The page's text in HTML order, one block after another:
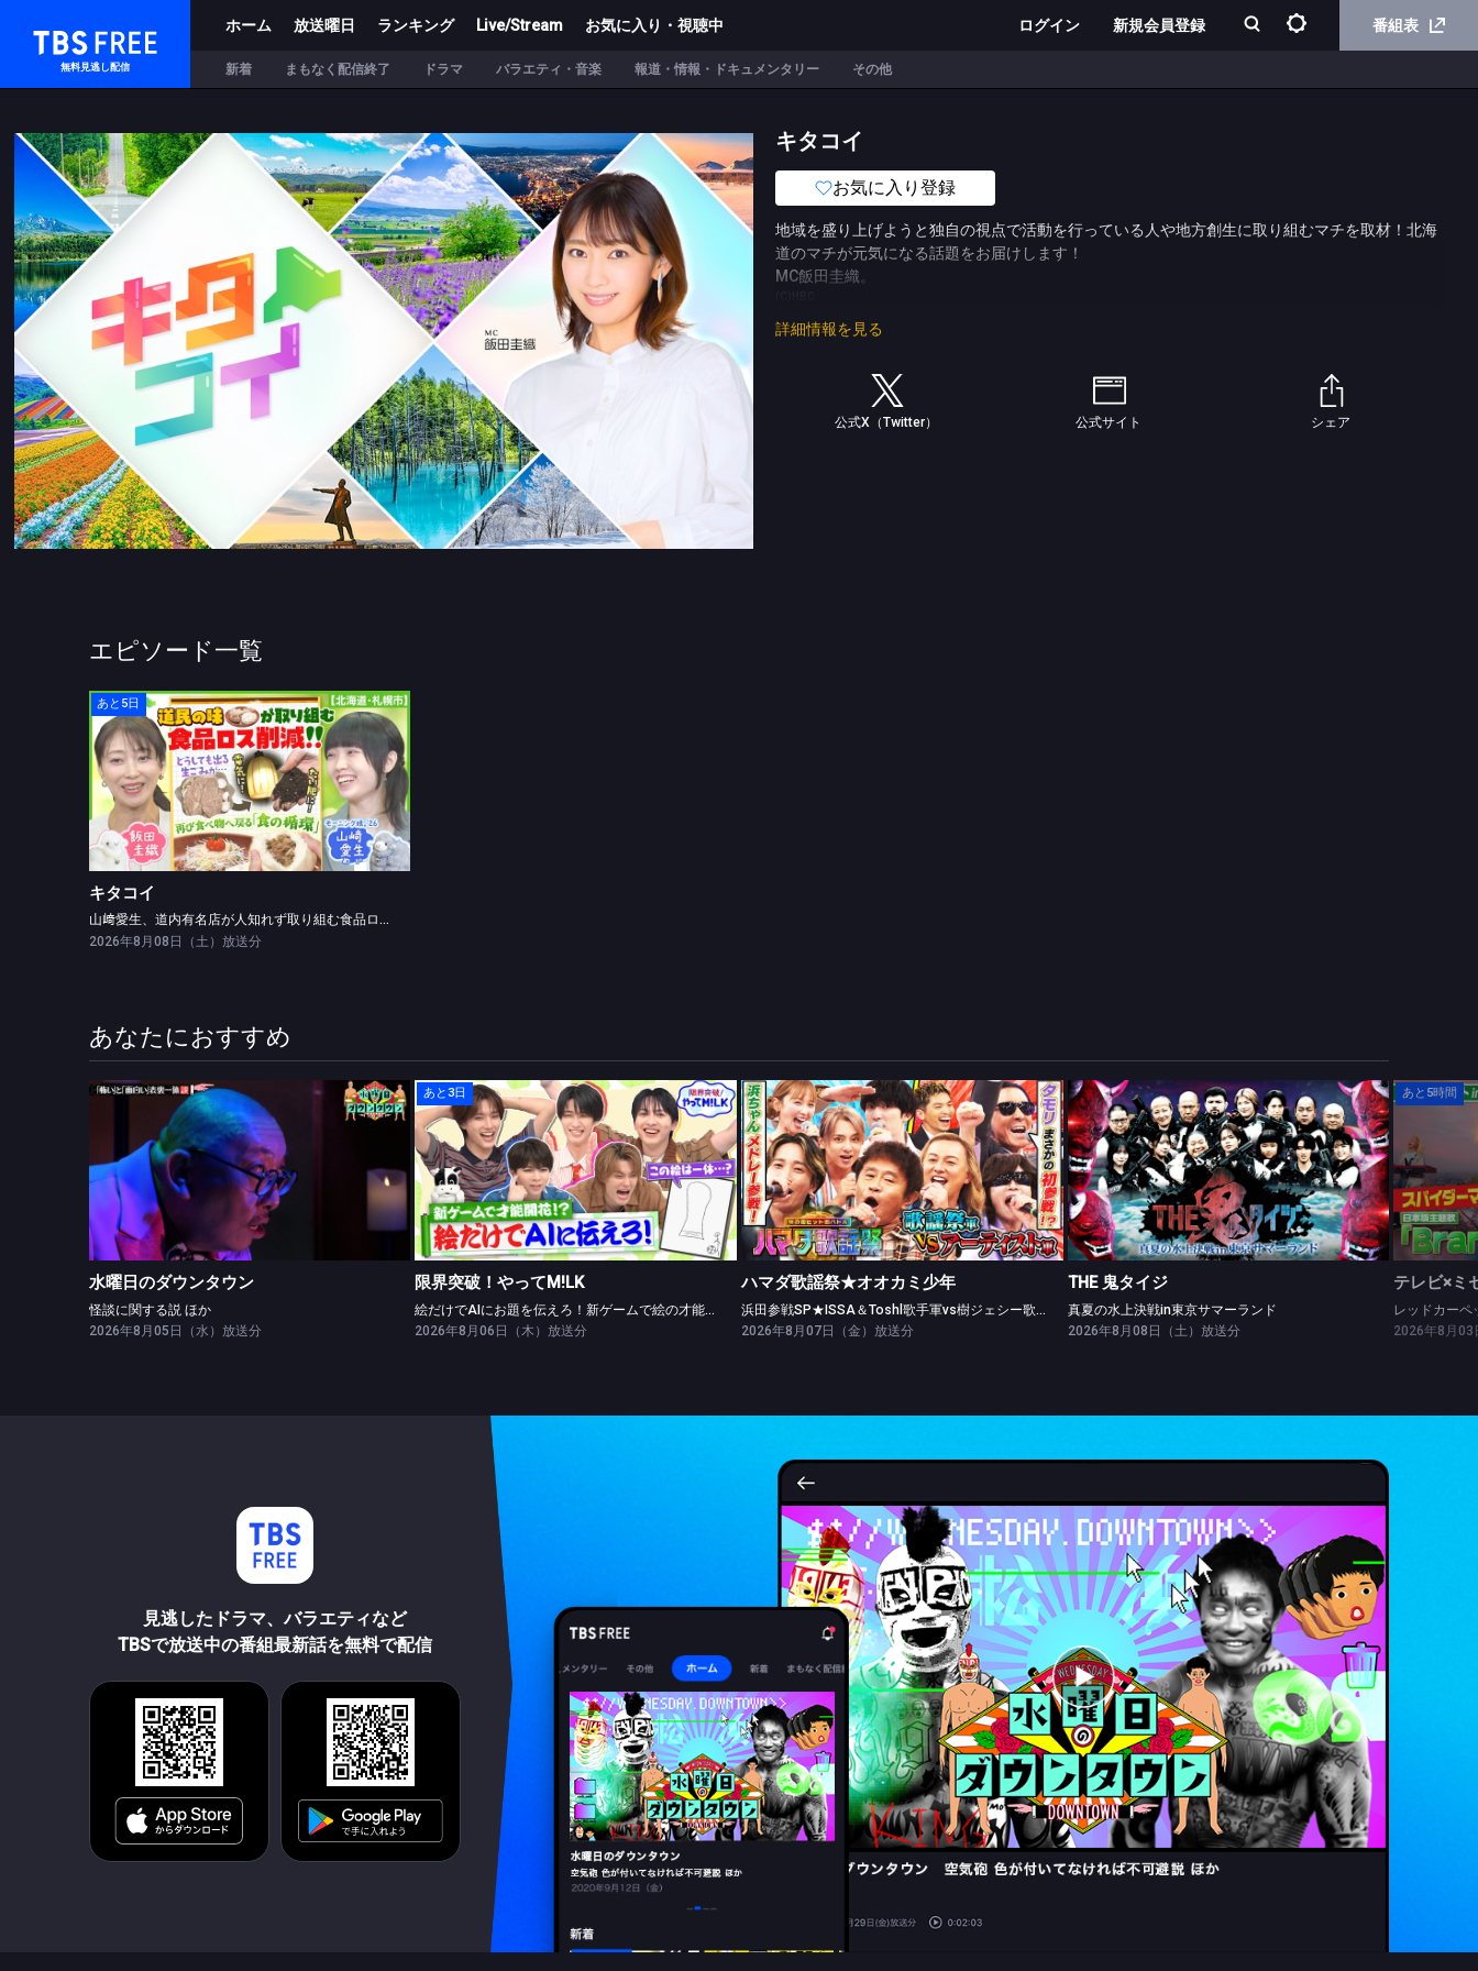
TBS FREE
無料見逃し配信
ホーム 放送曜日 ランキング Live/Stream お気に入り・視聴中 ログイン 新規会員登録 番組表
新着 まもなく配信終了 ドラマ バラエティ・音楽 報道・情報・ドキュメンタリー その他
キタコイ
お気に入り登録
地域を盛り上げようと独自の視点で活動を行っている人や地方創生に取り組むマチを取材！北海
道のマチが元気になる話題をお届けします！
MC飯田圭織。
詳細情報を見る
公式X（Twitter） 公式サイト シェア
エピソード一覧
あと5日
キタコイ
山﨑愛生、道内有名店が人知れず取り組む食品ロス削減を紹介！
キタコイ
山﨑愛生、道内有名店が人知れず取り組む食品ロス削減を紹介！
2026年8月08日（土）放送分
あなたにおすすめ
水曜日のダウンタウン
怪談に関する説 ほか
水曜日のダウンタウン
怪談に関する説 ほか
2026年8月05日（水）放送分
あと3日
限界突破！やってM!LK
絵だけでAIにお題を伝えろ！新ゲームで絵の才能開花！？
限界突破！やってM!LK
絵だけでAIにお題を伝えろ！新ゲームで絵の才能開花！？
2026年8月06日（木）放送分
ハマダ歌謡祭★オオカミ少年
浜田参戦SP★ISSA＆Toshl歌手軍vs樹ジェシー歌謡祭軍
ハマダ歌謡祭★オオカミ少年
浜田参戦SP★ISSA＆Toshl歌手軍vs樹ジェシー歌謡祭軍
2026年8月07日（金）放送分
THE 鬼タイジ
真夏の水上決戦in東京サマーランド
THE 鬼タイジ
真夏の水上決戦in東京サマーランド
2026年8月08日（土）放送分
あと5時間
テレビ×ミ
2026年8月03
見逃したドラマ、バラエティなど
TBSで放送中の番組最新話を無料で配信